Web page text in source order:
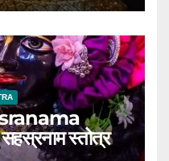
स्तोत्र